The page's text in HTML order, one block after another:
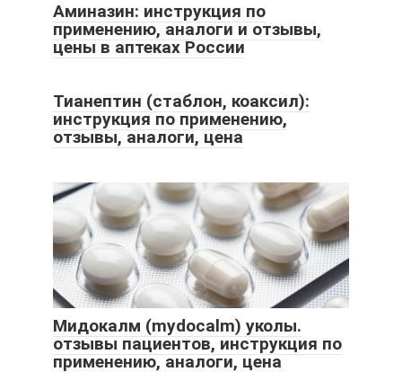
Аминазин: инструкция по
применению, аналоги и отзывы,
цены в аптеках России
Тианептин (стаблон, коаксил):
инструкция по применению,
отзывы, аналоги, цена
Мидокалм (mydocalm) уколы.
отзывы пациентов, инструкция по
применению, аналоги, цена